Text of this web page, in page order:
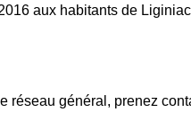
aux habitants de
réseau général, prenez